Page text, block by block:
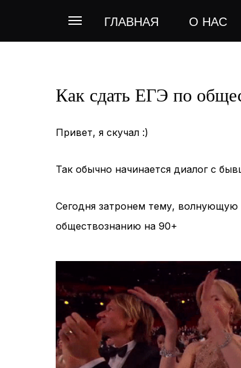
ГЛАВНАЯ О НАС
Как сдать ЕГЭ по
Привет, я скучал :)
Так обычно начинается диалог с
Сегодня затронем тему,
обществознанию на 90+